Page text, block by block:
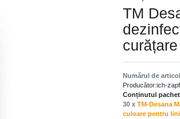
TM
Numărul de articol
Producător:ich-
Conținutul
30 x TM-Desana
culoare pentru